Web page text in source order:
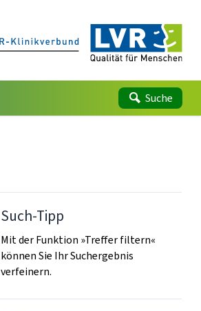
Suche
Such-Tipp
Mit der Funktion »Treffer filtern«
können Sie Ihr Suchergebnis
verfeinern.